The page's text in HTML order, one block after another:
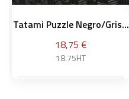
Tatami Puzzle Negro/gris...
Precio
18,75 €
18.75HT